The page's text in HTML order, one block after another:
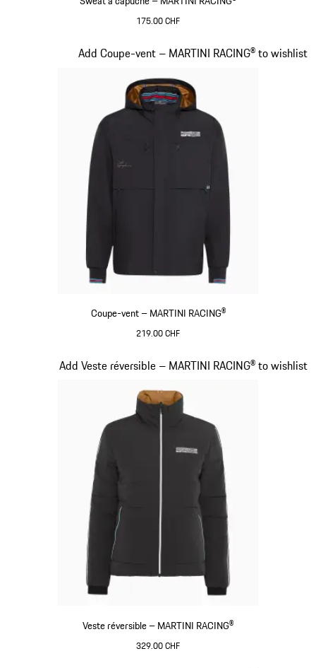
175.00 CHF
Coupe-vent – MARTINI RACING®
219.00 CHF
Add Coupe-vent – MARTINI RACING® to wishlist
Diapositive 10 sur 20
Veste réversible – MARTINI RACING®
329.00 CHF
Add Veste réversible – MARTINI RACING® to wishlist
Diapositive 11 sur 20